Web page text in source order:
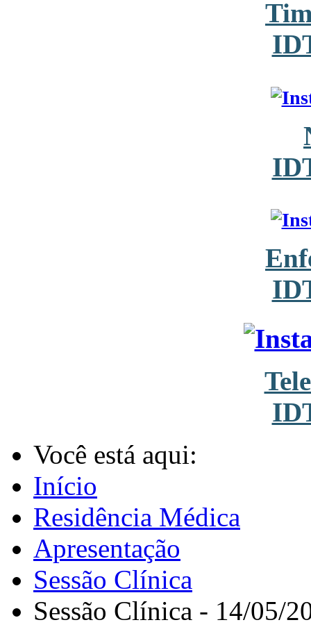
Você está aqui:
Início
Residência Médica
Apresentação
Sessão Clínica
Sessão Clínica - 14/05/